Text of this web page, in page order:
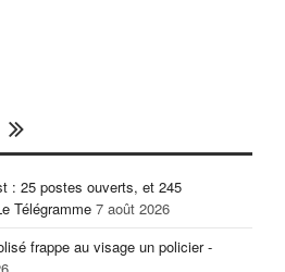
: 25 postes ouverts, et 245
Télégramme 7 août 2026
frappe au visage un policier -